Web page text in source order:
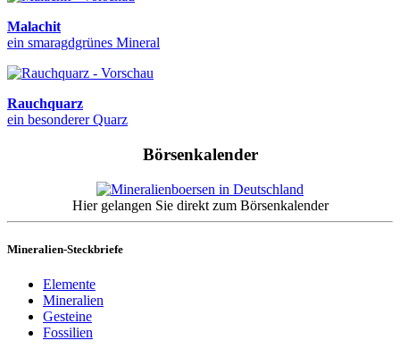
Malachit
ein smaragdgrünes Mineral
Rauchquarz
ein besonderer Quarz
Börsenkalender
Hier gelangen Sie direkt zum Börsenkalender
Mineralien-Steckbriefe
Elemente
Mineralien
Gesteine
Fossilien